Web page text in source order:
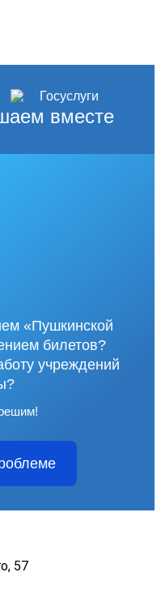
вместе
«Пушкинской
билетов?
учреждений
57